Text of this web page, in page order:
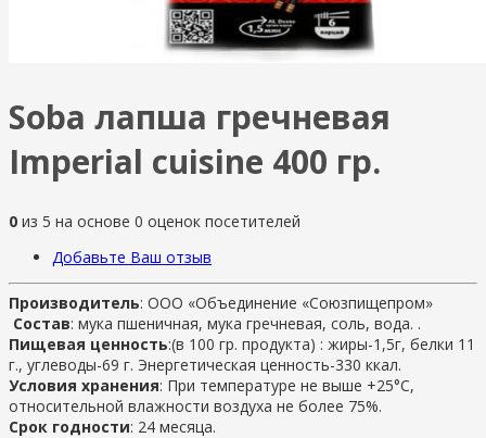
Soba лапша гречневая
Imperial cuisine 400 гр.
0 из 5 на основе 0 оценок посетителей
Добавьте Ваш отзыв
Производитель: ООО «Объединение «Союзпищепром»
Состав: мука пшеничная, мука гречневая, соль, вода. .
Пищевая ценность:(в 100 гр. продукта) : жиры-1,5г, белки 11
г., углеводы-69 г. Энергетическая ценность-330 ккал.
Условия хранения: При температуре не выше +25°C,
относительной влажности воздуха не более 75%.
Срок годности: 24 месяца.